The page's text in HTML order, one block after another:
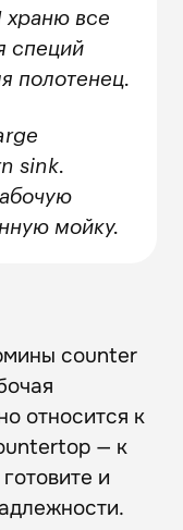
все
специй
полотенец.
sink.
мойку.
counter
относится к
— к
и